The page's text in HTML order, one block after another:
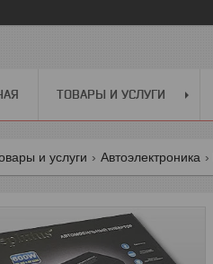
ТОВАРЫ И УСЛУГИ
и услуги Автоэлектроника